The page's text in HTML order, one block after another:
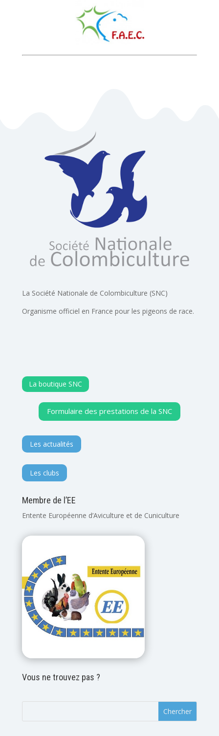
La Société Nationale de Colombiculture (SNC)
Organisme officiel en France pour les pigeons de race.
La boutique SNC
Formulaire des prestations de la SNC
Les actualités
Les clubs
Membre de l’EE
Entente Européenne d’Aviculture et de Cuniculture
Vous ne trouvez pas ?